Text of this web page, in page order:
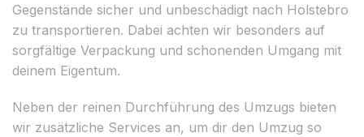
Gegenstände sicher und unbeschädigt nach Holstebro
zu transportieren. Dabei achten wir besonders auf
sorgfältige Verpackung und schonenden Umgang mit
deinem Eigentum.
Neben der reinen Durchführung des Umzugs bieten
wir zusätzliche Services an, um dir den Umzug so